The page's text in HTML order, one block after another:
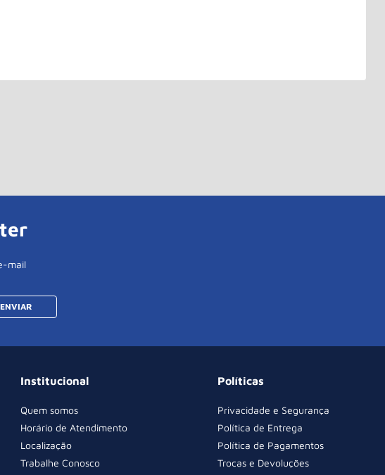
mail
ENVIAR
Institucional
Quem somos
Horário de Atendimento
Localização
Trabalhe Conosco
Políticas
Privacidade e Segurança
Política de Entrega
Política de Pagamentos
Trocas e Devoluções